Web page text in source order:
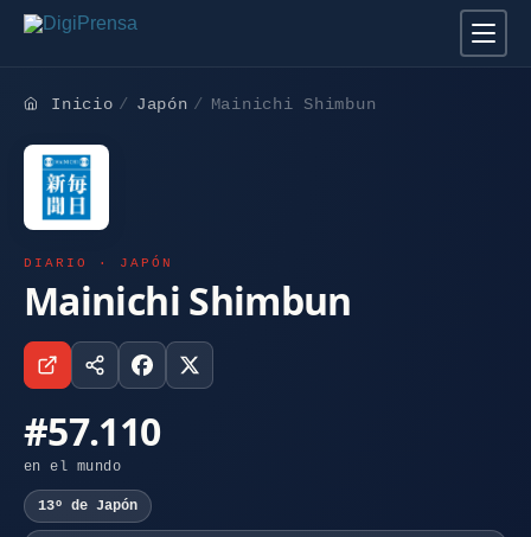
Inicio Japón Mainichi Shimbun
DIARIO · JAPÓN
Mainichi Shimbun
#57.110
en el mundo
13º de Japón